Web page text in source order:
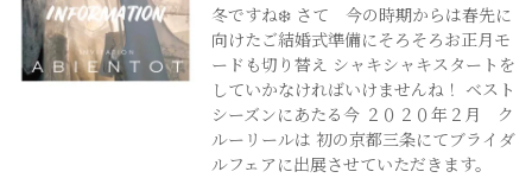
冬ですね❄️ さて 今の時期からは春先に
向けたご結婚式準備にそろそろお正月モ
ードも切り替え シャキシャキスタートを
していかなければいけませんね！ ベスト
シーズンにあたる今 ２０２０年２月 ク
ルーリールは 初の京都三条にてブライダ
ルフェアに出展させていただきます。